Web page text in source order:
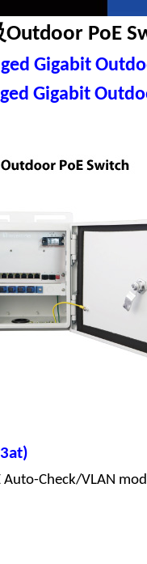
Outdoor PoE
Gigabit
Gigabit
Auto-Check/VLAN